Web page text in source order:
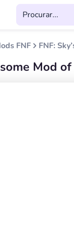
FNF FNF:
Mod